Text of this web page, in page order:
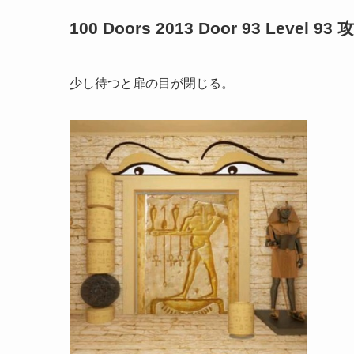
100 Doors 2013 Door 93 Level 93
少し待つと扉の目が閉じる。